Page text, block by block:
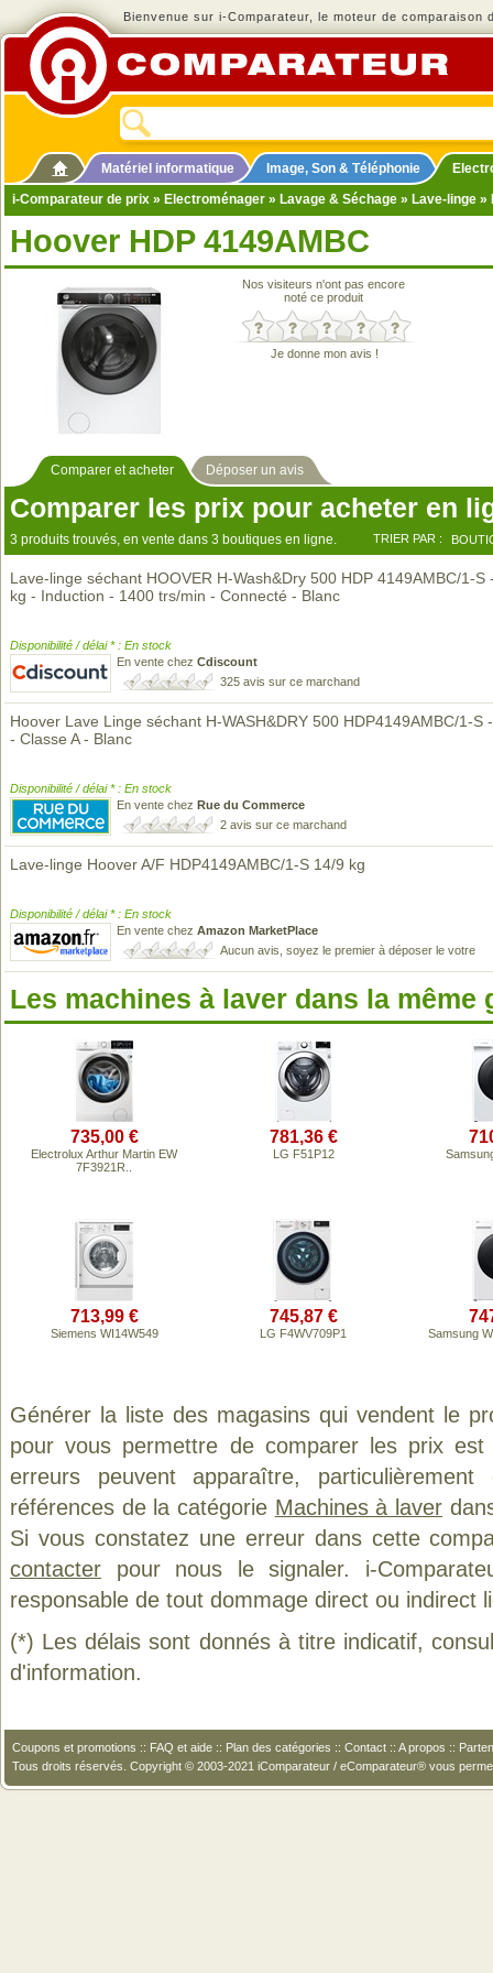
Bienvenue sur i-Comparateur, le moteur de comparaison
Matériel informatique Image, Son & Téléphonie
i-Comparateur de prix » Electroménager » Lavage & Séchage » Lave-linge »
Hoover HDP 4149AMBC
Nos visiteurs n'ont pas encore
noté ce produit
Je donne mon avis !
Comparer et acheter Déposer un avis
Comparer les prix pour acheter en
3 produits trouvés, en vente dans 3 boutiques en ligne. TRIER PAR :
Lave-linge séchant HOOVER H-Wash&Dry 500 HDP 4149AMBC/1-S
kg - Induction - 1400 trs/min - Connecté - Blanc
Disponibilité / délai * : En stock
En vente chez Cdiscount
325 avis sur ce marchand
Hoover Lave Linge séchant H-WASH&DRY 500 HDP4149AMBC/1-S
- Classe A - Blanc
Disponibilité / délai * : En stock
En vente chez Rue du Commerce
2 avis sur ce marchand
Lave-linge Hoover A/F HDP4149AMBC/1-S 14/9 kg
Disponibilité / délai * : En stock
En vente chez Amazon MarketPlace
Aucun avis, soyez le premier à déposer le votre
Les machines à laver dans la même
735,00 €
Electrolux Arthur Martin EW
7F3921R..
781,36 €
LG F51P12
713,99 €
Siemens WI14W549
745,87 €
LG F4WV709P1 Samsung
Générer la liste des magasins qui vendent le
pour vous permettre de comparer les prix
erreurs peuvent apparaître,
références de la catégorie Machines à laver
Si vous constatez une erreur dans cette
contacter pour nous le signaler. i-
responsable de tout dommage direct ou indirect
(*) Les délais sont donnés à titre indicatif,
d'information.
Coupons et promotions :: FAQ et aide :: Plan des catégories :: Contact :: A propos ::
Tous droits réservés. Copyright © 2003-2021 iComparateur / eComparateur® vous